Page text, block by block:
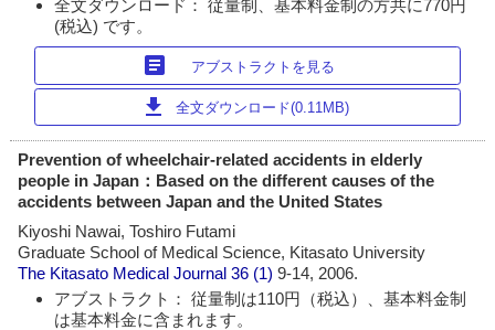
全文ダウンロード： 従量制、基本料金制の方共に770円
(税込) です。
article アブストラクトを見る
download 全文ダウンロード(0.11MB)
Prevention of wheelchair-related accidents in elderly
people in Japan：Based on the different causes of the
accidents between Japan and the United States
Kiyoshi Nawai, Toshiro Futami
Graduate School of Medical Science, Kitasato University
The Kitasato Medical Journal 36 (1)9-14, 2006.
アブストラクト： 従量制は110円（税込）、基本料金制
は基本料金に含まれます。